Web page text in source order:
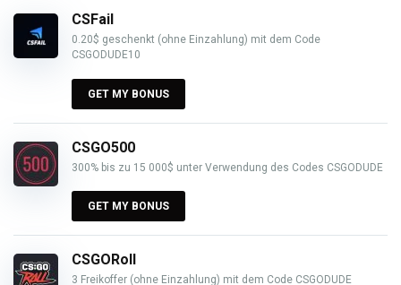
CSFail
0.20$ geschenkt (ohne Einzahlung) mit dem Code
CSGODUDE10
GET MY BONUS
CSGO500
300% bis zu 15 000$ unter Verwendung des Codes CSGODUDE
GET MY BONUS
CSGORoll
3 Freikoffer (ohne Einzahlung) mit dem Code CSGODUDE